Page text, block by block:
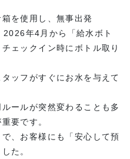
を使用し、無事出発
2026年4月から「給水ボト
ェックイン時にボトル取り
ッフがすぐにお水を与えて
ールが突然変わることも多
要です。
、お客様にも「安心して預
た。